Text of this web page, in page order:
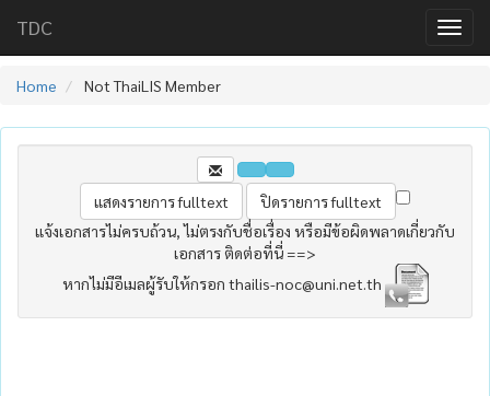
TDC
Home Not ThaiLIS Member
แจ้งเอกสารไม่ครบถ้วน, ไม่ตรงกับชื่อเรื่อง หรือมีข้อผิดพลาดเกี่ยวกับ
เอกสาร ติดต่อที่นี่ ==>
หากไม่มีอีเมลผู้รับให้กรอก thailis-noc@uni.net.th